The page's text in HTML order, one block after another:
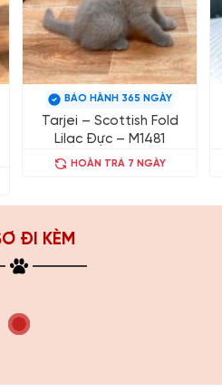
BẢO HÀNH 365 NGÀY
Tarjei – Scottish Fold
Lilac Đực – M1481
HOÀN TRẢ 7 NGÀY
ĐI KÈM